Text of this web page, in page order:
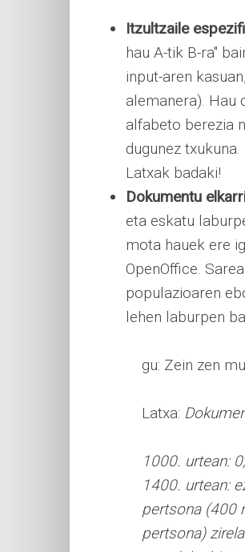
Itzultzaile
hau A-tik B-ra"
input-aren
alemanera). Hau
alfabeto berezia
dugunez
Latxak badaki!
Dokumentu
eta eskatu
mota hauek ere
OpenOffice.
populazioaren
lehen laburpen
gu: Zein zen
Latxa:
1000. urtean:
1400. urtean:
pertsona (400
pertsona)